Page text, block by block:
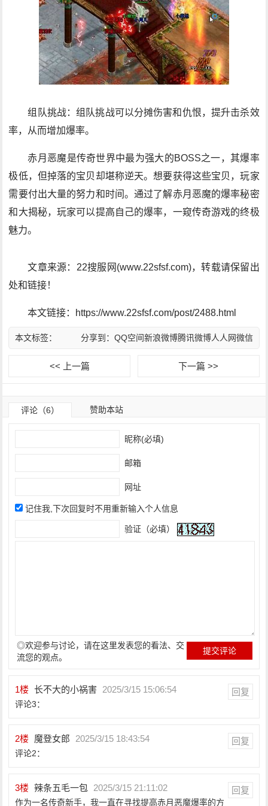
组队挑战：组队挑战可以分摊伤害和仇恨，提升击杀效
率，从而增加爆率。
赤月恶魔是传奇世界中最为强大的BOSS之一，其爆率
极低，但掉落的宝贝却堪称逆天。想要获得这些宝贝，玩家
需要付出大量的努力和时间。通过了解赤月恶魔的爆率秘密
和大揭秘，玩家可以提高自己的爆率，一窥传奇游戏的终极
魅力。
文章来源：22搜服网(www.22sfsf.com)，转载请保留出
处和链接！
本文链接：https://www.22sfsf.com/post/2488.html
分享到： QQ空间新浪微博腾讯微博人人网微信
本文标签：
<< 上一篇 下一篇 >>
评论（6） 赞助本站
昵称(必填)
邮箱
网址
记住我,下次回复时不用重新输入个人信息
验证（必填）
◎欢迎参与讨论，请在这里发表您的看法、交
流您的观点。
1楼 长不大的小祸害 2025/3/15 15:06:54 回复
评论3：
2楼 魔登女郎 2025/3/15 18:43:54 回复
评论2：
3楼 辣条五毛一包 2025/3/15 21:11:02 回复
作为一名传奇新手，我一直在寻找提高赤月恶魔爆率的方